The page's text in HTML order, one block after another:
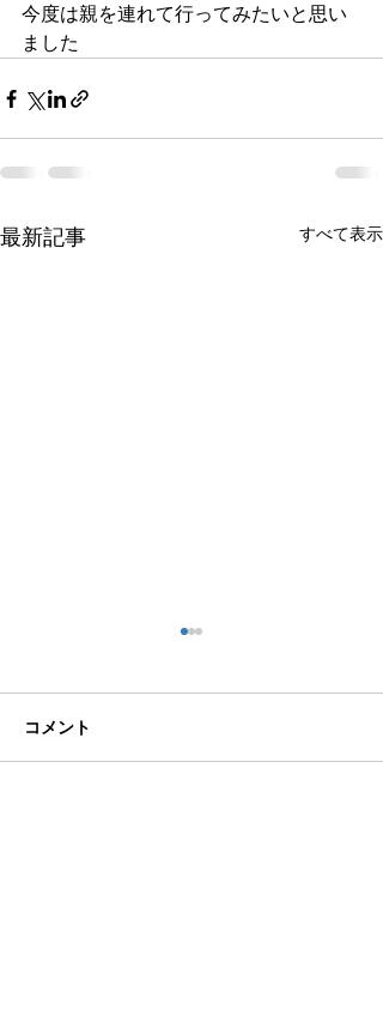
今度は親を連れて行ってみたいと思い
ました
最新記事 すべて表示
こなれ感
コメント